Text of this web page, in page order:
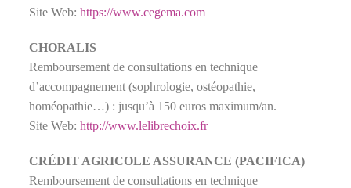
Site Web:https://www.cegema.com
CHORALIS
Remboursement de consultations en technique
d’accompagnement (sophrologie, ostéopathie,
homéopathie…) : jusqu’à 150 euros maximum/an.
Site Web:http://www.lelibrechoix.fr
CRÉDIT AGRICOLE ASSURANCE (PACIFICA)
Remboursement de consultations en technique